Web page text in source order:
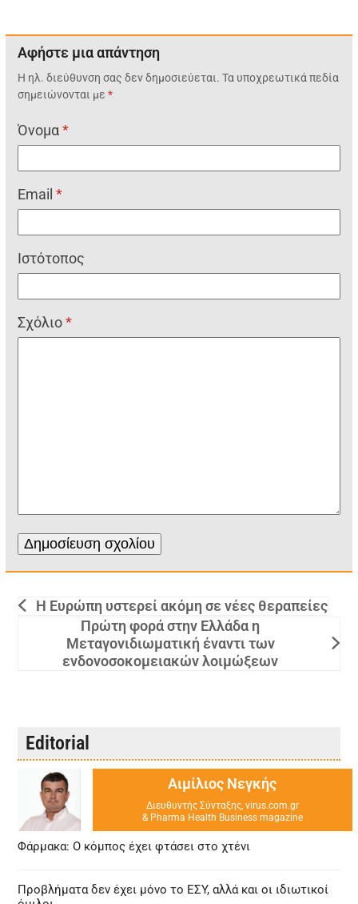
Αφήστε μια απάντηση
Η ηλ. διεύθυνση σας δεν δημοσιεύεται. Τα υποχρεωτικά πεδία
σημειώνονται με*
Όνομα*
Email*
Ιστότοπος
Σχόλιο*
Η Ευρώπη υστερεί ακόμη σε νέες θεραπείες
Πρώτη φορά στην Ελλάδα η
Μεταγονιδιωματική έναντι των
ενδονοσοκομειακών λοιμώξεων
Editorial
Αιμίλιος Νεγκής
Διευθυντής Σύνταξης, virus.com.gr
& Pharma Health Business magazine
Φάρμακα: Ο κόμπος έχει φτάσει στο χτένι
Προβλήματα δεν έχει μόνο το ΕΣΥ, αλλά και οι ιδιωτικοί